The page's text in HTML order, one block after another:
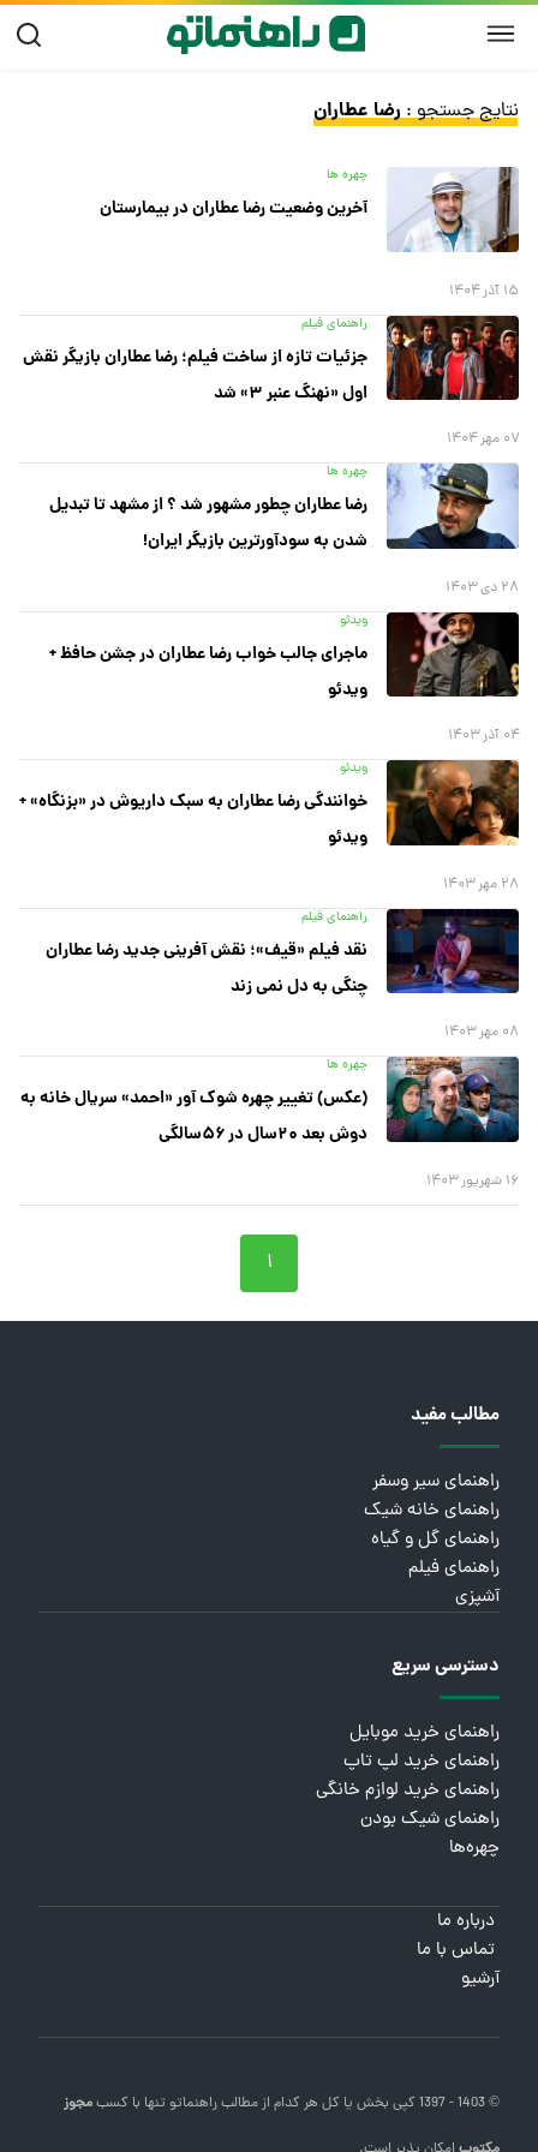
نتایج جستجو :رضا عطاران
چهره ها
آخرین وضعیت رضا عطاران در بیمارستان
۱۵ آذر ۱۴۰۴
راهنمای فیلم
جزئیات تازه از ساخت فیلم؛ رضا عطاران بازیگر نقش
اول «نهنگ عنبر ۳» شد
۰۷ مهر ۱۴۰۴
چهره ها
رضا عطاران چطور مشهور شد ؟ از مشهد تا تبدیل
شدن به سودآورترین بازیگر ایران!
۲۸ دی ۱۴۰۳
ویدئو
ماجرای جالب خواب رضا عطاران در جشن حافظ +
ویدئو
۰۴ آذر ۱۴۰۳
ویدئو
خوانندگی رضا عطاران به سبک داریوش در «بزنگاه» +
ویدئو
۲۸ مهر ۱۴۰۳
راهنمای فیلم
نقد فیلم «قیف»؛ نقش آفرینی جدید رضا عطاران
چنگی به دل نمی زند
۰۸ مهر ۱۴۰۳
چهره ها
(عکس) تغییر چهره شوک آور «احمد» سریال خانه به
دوش بعد ۲۰سال در ۵۶سالگی
۱۶ شهریور ۱۴۰۳
۱
مطالب مفید
راهنمای سیر وسفر
راهنمای خانه شیک
راهنمای گل و گیاه
راهنمای فیلم
آشپزی
دسترسی سریع
راهنمای خرید موبایل
راهنمای خرید لپ تاپ
راهنمای خرید لوازم خانگی
راهنمای شیک بودن
چهره‌ها
درباره ما
تماس با ما
آرشیو
© 1403 - 1397 کپی بخش یا کل هر کدام از مطالب راهنماتو تنها با کسبمجوز